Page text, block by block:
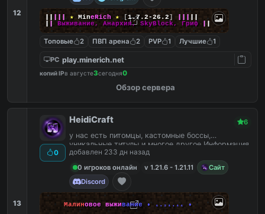
12 ★ MineRic h ★ [1.7.2-26.2] |
| Выживание, Анархия, SkyBlock, Гриф | |
Топовые 2 ПВП арена 2 PVP 1 Лучшие 1
PC play.minerich.net
копий IPв августе3сегодня0
Обзор сервера
13
0
HeidiCraft 6
у нас есть питомцы, кастомные боссы,
уникальные титулы и многое другое Информация
добавлен 233 дн назад
0 игроков онлайн
v 1.21.6 - 1.21.11
Сайт
Discord
Малиновое выживание • ₁ .₂ ₁ .₁₁ •